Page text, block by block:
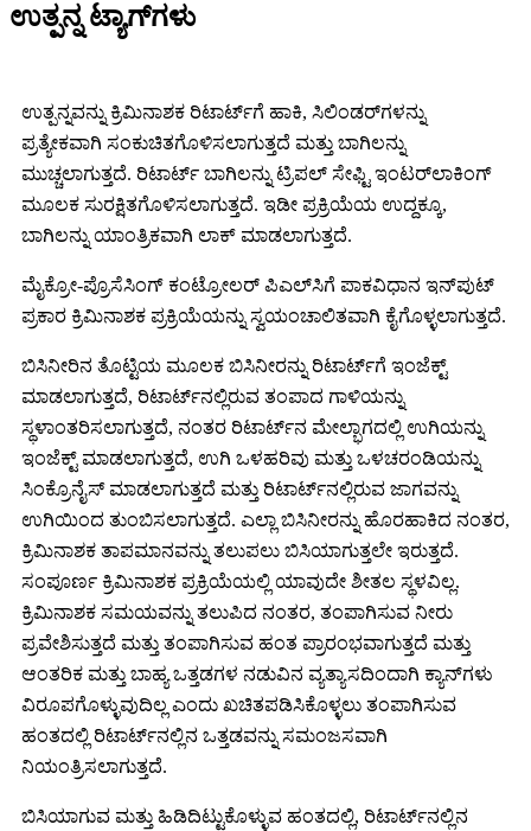
ಉತ್ಪನ್ನ ಟ್ಯಾಗ್‌ಗಳು
ಉತ್ಪನ್ನವನ್ನು ಕ್ರಿಮಿನಾಶಕ ರಿಟಾರ್ಟ್‌ಗೆ ಹಾಕಿ, ಸಿಲಿಂಡರ್‌ಗಳನ್ನು
ಪ್ರತ್ಯೇಕವಾಗಿ ಸಂಕುಚಿತಗೊಳಿಸಲಾಗುತ್ತದೆ ಮತ್ತು ಬಾಗಿಲನ್ನು
ಮುಚ್ಚಲಾಗುತ್ತದೆ. ರಿಟಾರ್ಟ್ ಬಾಗಿಲನ್ನು ಟ್ರಿಪಲ್ ಸೇಫ್ಟಿ ಇಂಟರ್‌ಲಾಕಿಂಗ್
ಮೂಲಕ ಸುರಕ್ಷಿತಗೊಳಿಸಲಾಗುತ್ತದೆ. ಇಡೀ ಪ್ರಕ್ರಿಯೆಯ ಉದ್ದಕ್ಕೂ,
ಬಾಗಿಲನ್ನು ಯಾಂತ್ರಿಕವಾಗಿ ಲಾಕ್ ಮಾಡಲಾಗುತ್ತದೆ.
ಮೈಕ್ರೋ-ಪ್ರೊಸೆಸಿಂಗ್ ಕಂಟ್ರೋಲರ್ ಪಿಎಲ್‌ಸಿಗೆ ಪಾಕವಿಧಾನ ಇನ್‌ಪುಟ್
ಪ್ರಕಾರ ಕ್ರಿಮಿನಾಶಕ ಪ್ರಕ್ರಿಯೆಯನ್ನು ಸ್ವಯಂಚಾಲಿತವಾಗಿ ಕೈಗೊಳ್ಳಲಾಗುತ್ತದೆ.
ಬಿಸಿನೀರಿನ ತೊಟ್ಟಿಯ ಮೂಲಕ ಬಿಸಿನೀರನ್ನು ರಿಟಾರ್ಟ್‌ಗೆ ಇಂಜೆಕ್ಟ್
ಮಾಡಲಾಗುತ್ತದೆ, ರಿಟಾರ್ಟ್‌ನಲ್ಲಿರುವ ತಂಪಾದ ಗಾಳಿಯನ್ನು
ಸ್ಥಳಾಂತರಿಸಲಾಗುತ್ತದೆ, ನಂತರ ರಿಟಾರ್ಟ್‌ನ ಮೇಲ್ಭಾಗದಲ್ಲಿ ಉಗಿಯನ್ನು
ಇಂಜೆಕ್ಟ್ ಮಾಡಲಾಗುತ್ತದೆ, ಉಗಿ ಒಳಹರಿವು ಮತ್ತು ಒಳಚರಂಡಿಯನ್ನು
ಸಿಂಕ್ರೊನೈಸ್ ಮಾಡಲಾಗುತ್ತದೆ ಮತ್ತು ರಿಟಾರ್ಟ್‌ನಲ್ಲಿರುವ ಜಾಗವನ್ನು
ಉಗಿಯಿಂದ ತುಂಬಿಸಲಾಗುತ್ತದೆ. ಎಲ್ಲಾ ಬಿಸಿನೀರನ್ನು ಹೊರಹಾಕಿದ ನಂತರ,
ಕ್ರಿಮಿನಾಶಕ ತಾಪಮಾನವನ್ನು ತಲುಪಲು ಬಿಸಿಯಾಗುತ್ತಲೇ ಇರುತ್ತದೆ.
ಸಂಪೂರ್ಣ ಕ್ರಿಮಿನಾಶಕ ಪ್ರಕ್ರಿಯೆಯಲ್ಲಿ ಯಾವುದೇ ಶೀತಲ ಸ್ಥಳವಿಲ್ಲ.
ಕ್ರಿಮಿನಾಶಕ ಸಮಯವನ್ನು ತಲುಪಿದ ನಂತರ, ತಂಪಾಗಿಸುವ ನೀರು
ಪ್ರವೇಶಿಸುತ್ತದೆ ಮತ್ತು ತಂಪಾಗಿಸುವ ಹಂತ ಪ್ರಾರಂಭವಾಗುತ್ತದೆ ಮತ್ತು
ಆಂತರಿಕ ಮತ್ತು ಬಾಹ್ಯ ಒತ್ತಡಗಳ ನಡುವಿನ ವ್ಯತ್ಯಾಸದಿಂದಾಗಿ ಕ್ಯಾನ್‌ಗಳು
ವಿರೂಪಗೊಳ್ಳುವುದಿಲ್ಲ ಎಂದು ಖಚಿತಪಡಿಸಿಕೊಳ್ಳಲು ತಂಪಾಗಿಸುವ
ಹಂತದಲ್ಲಿ ರಿಟಾರ್ಟ್‌ನಲ್ಲಿನ ಒತ್ತಡವನ್ನು ಸಮಂಜಸವಾಗಿ
ನಿಯಂತ್ರಿಸಲಾಗುತ್ತದೆ.
ಬಿಸಿಯಾಗುವ ಮತ್ತು ಹಿಡಿದಿಟ್ಟುಕೊಳ್ಳುವ ಹಂತದಲ್ಲಿ, ರಿಟಾರ್ಟ್‌ನಲ್ಲಿನ